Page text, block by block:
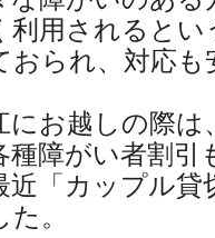
利用されると
おられ、対応も
にお越しの際
障がい者割引
「カップル貸
た。